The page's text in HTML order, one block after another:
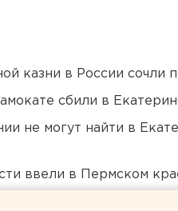
казни в России сочли
сбили в
не могут найти в
ввели в Пермском